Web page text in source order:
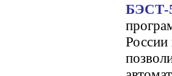
БЭСТ-